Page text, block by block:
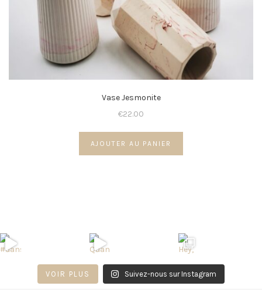
Vase Jesmonite
€22.00
AJOUTER AU PANIER
VOIR PLUS Suivez-nous sur Instagram